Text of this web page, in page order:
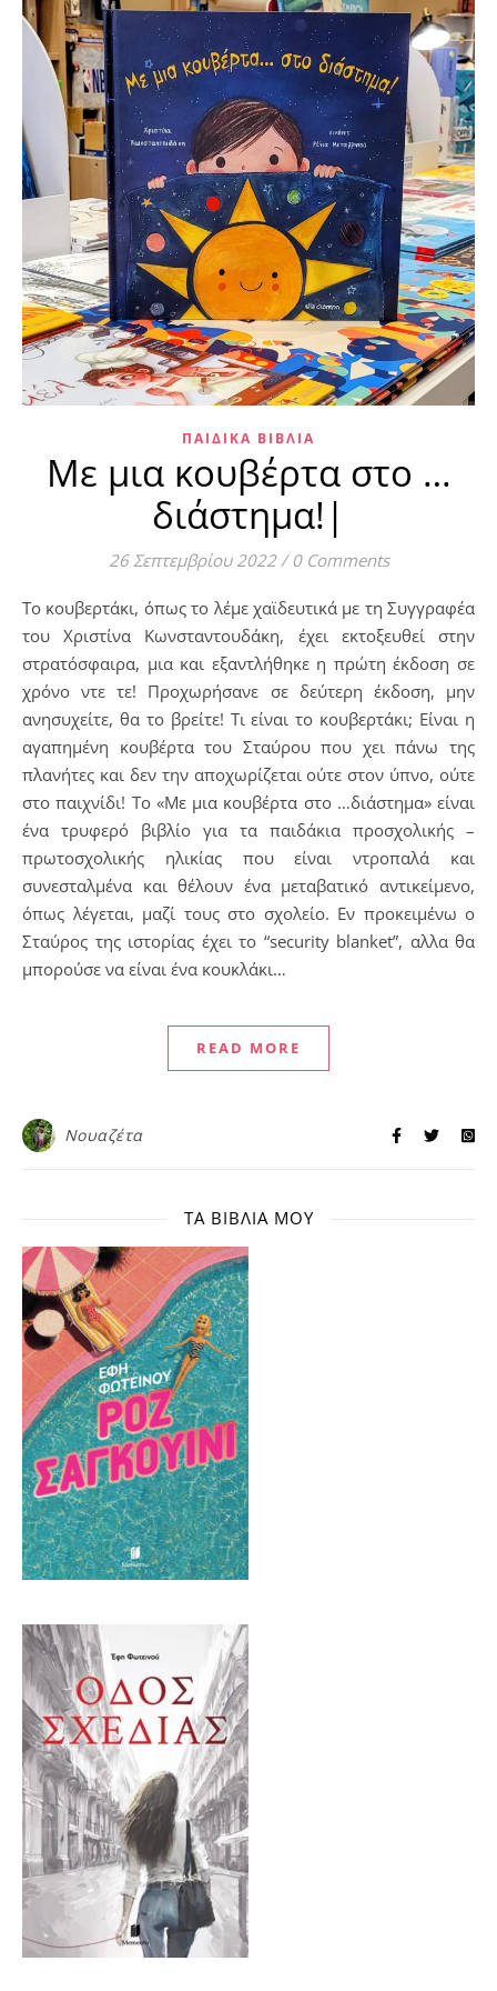
ΠΑΙΔΙΚΆ ΒΙΒΛΊΑ
Με μια κουβέρτα στο …
διάστημα!|
26 Σεπτεμβρίου 2022 / 0 Comments
Το κουβερτάκι, όπως το λέμε χαϊδευτικά με τη Συγγραφέα
του Χριστίνα Κωνσταντουδάκη, έχει εκτοξευθεί στην
στρατόσφαιρα, μια και εξαντλήθηκε η πρώτη έκδοση σε
χρόνο ντε τε! Προχωρήσανε σε δεύτερη έκδοση, μην
ανησυχείτε, θα το βρείτε! Τι είναι το κουβερτάκι; Είναι η
αγαπημένη κουβέρτα του Σταύρου που χει πάνω της
πλανήτες και δεν την αποχωρίζεται ούτε στον ύπνο, ούτε
στο παιχνίδι! Το «Με μια κουβέρτα στο …διάστημα» είναι
ένα τρυφερό βιβλίο για τα παιδάκια προσχολικής –
πρωτοσχολικής ηλικίας που είναι ντροπαλά και
συνεσταλμένα και θέλουν ένα μεταβατικό αντικείμενο,
όπως λέγεται, μαζί τους στο σχολείο. Εν προκειμένω ο
Σταύρος της ιστορίας έχει το “security blanket”, αλλα θα
μπορούσε να είναι ένα κουκλάκι…
READ MORE
Νουαζέτα
ΤΑ ΒΙΒΛΊΑ ΜΟΥ